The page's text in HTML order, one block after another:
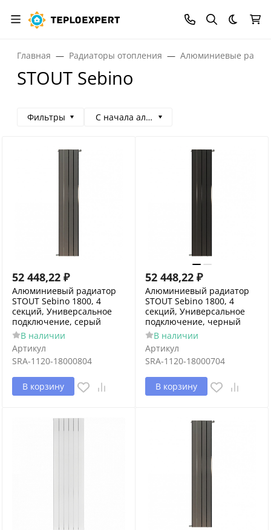
Темная
Главная Радиаторы отопления Алюминиевые
STOUT Sebino
Фильтры С начала алфавита
52 448,22 ₽
Алюминиевый радиатор
STOUT Sebino 1800, 4
секций, Универсальное
подключение, серый
В наличии
Артикул
SRA-1120-18000804
В корзину
52 448,22 ₽
Алюминиевый радиатор
STOUT Sebino 1800, 4
секций, Универсальное
подключение, черный
В наличии
Артикул
SRA-1120-18000704
В корзину